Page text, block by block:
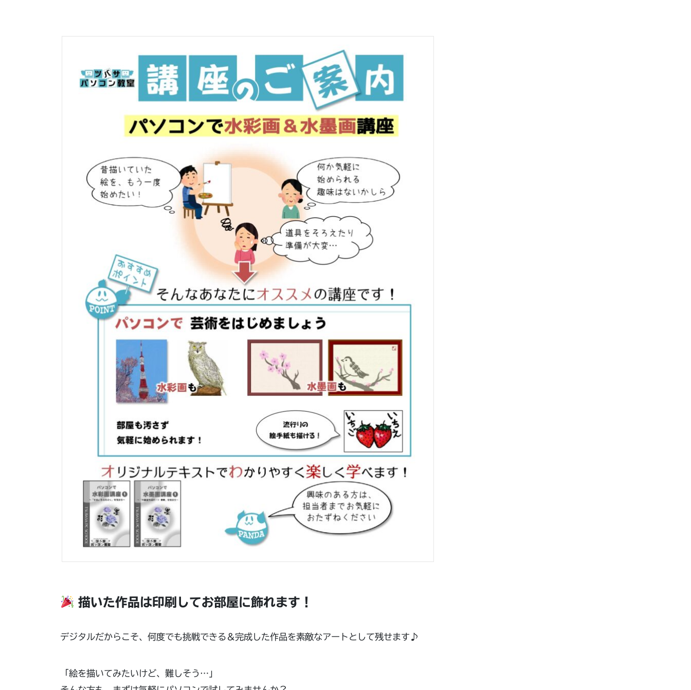
描いた作品は印刷してお部屋に飾れます！
デジタルだからこそ、何度でも挑戦できる＆完成した作品を素敵なアートとして残せます♪
「絵を描いてみたいけど、難しそう…」